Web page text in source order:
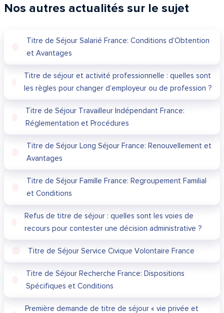
Nos autres actualités sur le sujet
Titre de Séjour Salarié France: Conditions d’Obtention
et Avantages
Titre de séjour et activité professionnelle : quelles sont
les règles pour changer d’employeur ou de profession ?
Titre de Séjour Travailleur Indépendant France:
Réglementation et Procédures
Titre de Séjour Long Séjour France: Renouvellement et
Avantages
Titre de Séjour Famille France: Regroupement Familial
et Conditions
Refus de titre de séjour : quelles sont les voies de
recours pour contester une décision administrative ?
Titre de Séjour Service Civique Volontaire France
Titre de Séjour Recherche France: Dispositions
Spécifiques et Conditions
Première demande de titre de séjour « vie privée et